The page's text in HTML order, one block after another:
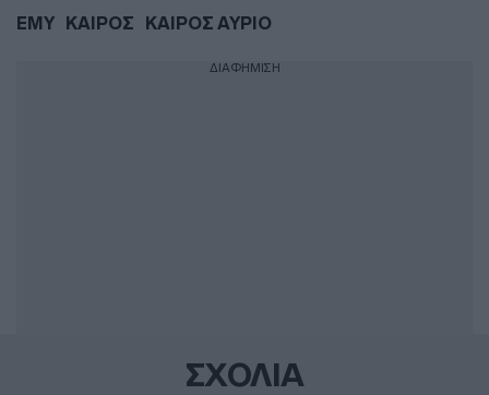
ΕΜΥ ΚΑΙΡΟΣ ΚΑΙΡΟΣ ΑΥΡΙΟ
ΔΙΑΦΗΜΙΣΗ
ΣΧΟΛΙΑ